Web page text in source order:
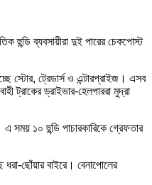
হুন্ডি ব্যবসায়ীরা দুই পারের চেকপোস্ট
স্টোর, ট্রেডার্স ও এন্টারপ্রাইজ। এসব
ট্রাকের ড্রাইভার-হেলপাররা মুদ্রা
সময় ১০ হুন্ডি পাচারকারিকে গ্রেফতার
ছোঁয়ার বাইরে। বেনাপোলের